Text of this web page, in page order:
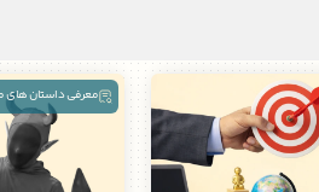
معرفی داستان های